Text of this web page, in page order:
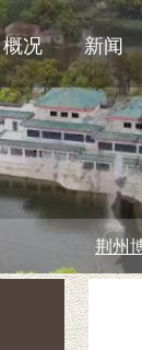
概况 新闻